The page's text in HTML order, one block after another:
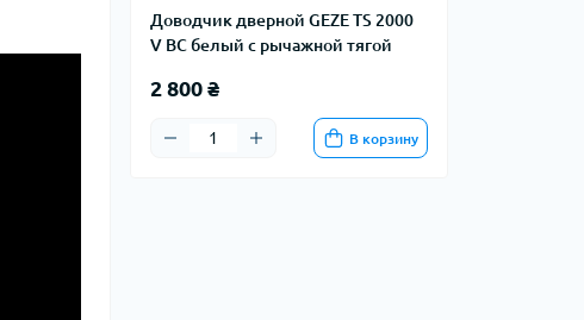
Доводчик дверной GEZE TS 2000
V BC белый с рычажной тягой
2 800 ₴
В корзину